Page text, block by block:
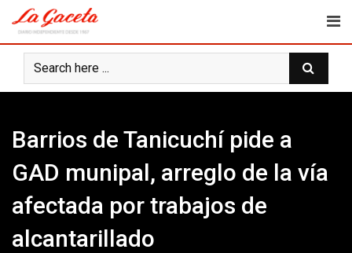
content
Barrios de Tanicuchí pide a
GAD munipal, arreglo de la vía
afectada por trabajos de
alcantarillado